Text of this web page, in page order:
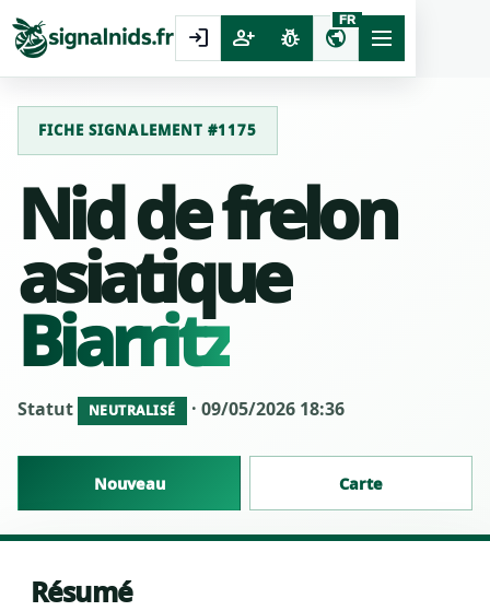
login person_add pest_control public
FR
FICHE SIGNALEMENT #1175
Nid de frelon
asiatique
Biarritz
Statut NEUTRALISÉ · 09/05/2026 18:36
Nouveau Carte
Résumé